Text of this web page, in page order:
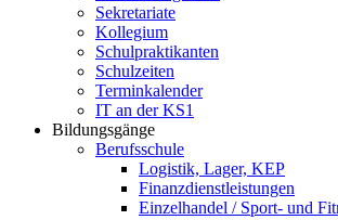
Sekretariate
Kollegium
Schulpraktikanten
Schulzeiten
Terminkalender
IT an der KS1
Bildungsgänge
Berufsschule
Logistik, Lager, KEP
Finanzdienstleistungen
Einzelhandel / Sport- und